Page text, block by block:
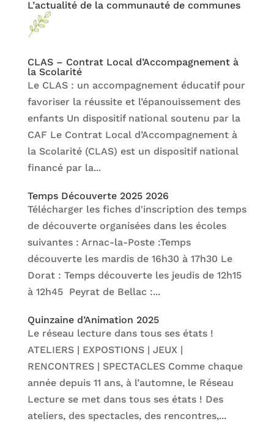
L’actualité de la communauté de communes
CLAS – Contrat Local d’Accompagnement à
la Scolarité
Le CLAS : un accompagnement éducatif pour
favoriser la réussite et l’épanouissement des
enfants Un dispositif national soutenu par la
CAF Le Contrat Local d’Accompagnement à
la Scolarité (CLAS) est un dispositif national
financé par la...
Temps Découverte 2025 2026
Télécharger les fiches d'inscription des temps
de découverte organisées dans les écoles
suivantes : Arnac-la-Poste :Temps
découverte les mardis de 16h30 à 17h30 Le
Dorat : Temps découverte les jeudis de 12h15
à 12h45 Peyrat de Bellac :...
Quinzaine d’Animation 2025
Le réseau lecture dans tous ses états !
ATELIERS | EXPOSTIONS | JEUX |
RENCONTRES | SPECTACLES Comme chaque
année depuis 11 ans, à l’automne, le Réseau
Lecture se met dans tous ses états ! Des
ateliers, des spectacles, des rencontres,...